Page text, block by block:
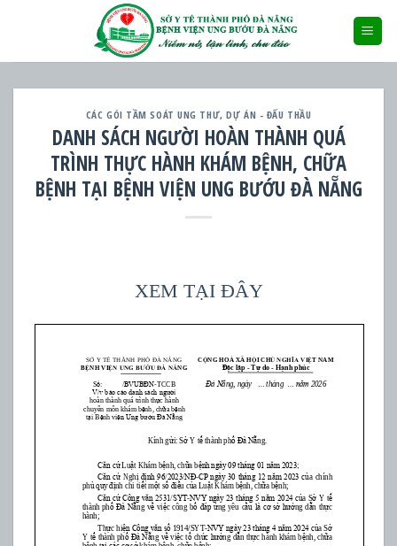
CÁC GÓI TẦM SOÁT UNG THƯ,DỰ ÁN - ĐẤU THẦU
DANH SÁCH NGƯỜI HOÀN THÀNH QUÁ
TRÌNH THỰC HÀNH KHÁM BỆNH, CHỮA
BỆNH TẠI BỆNH VIỆN UNG BƯỚU ĐÀ NẴNG
XEM TẠI ĐÂY